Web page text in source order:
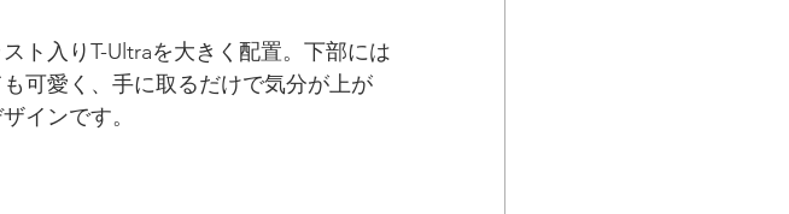
ト入りT-Ultraを大きく配置。下部には
可愛く、手に取るだけで気分が上が
インです。